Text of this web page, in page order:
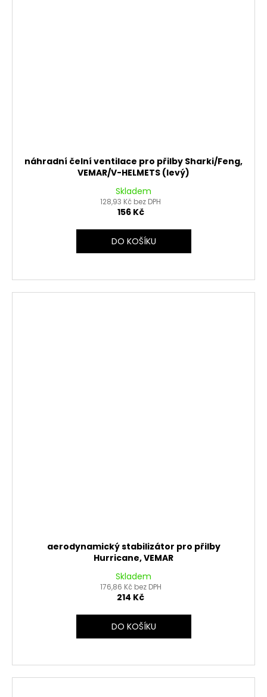
náhradní čelní ventilace pro přilby Sharki/Feng,
VEMAR/V-HELMETS (levý)
Skladem
128,93 Kč bez DPH
156 Kč
DO KOŠÍKU
aerodynamický stabilizátor pro přilby
Hurricane, VEMAR
Skladem
176,86 Kč bez DPH
214 Kč
DO KOŠÍKU